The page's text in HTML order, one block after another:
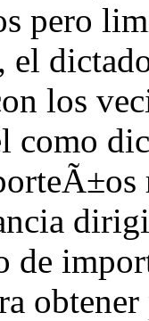
pero
el
los
como